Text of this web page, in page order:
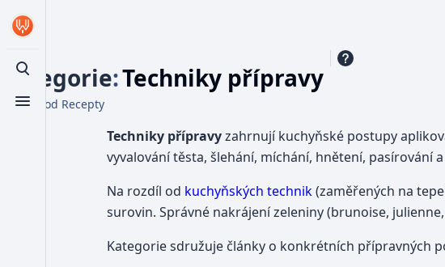
Toggle search
Toggle menu
Kategorie:Techniky přípravy
Z WikiFood Recepty
Techniky přípravyzahrnují kuchyňské postupy
vyvalování těsta, šlehání, míchání, hnětení, pasírování
Na rozdíl od kuchyňských technik(zaměřených na
surovin. Správné nakrájení zeleniny (brunoise,
Kategorie sdružuje články o konkrétních přípravných